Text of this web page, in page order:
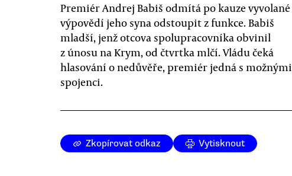
Premiér Andrej Babiš odmítá po kauze vyvolané
výpovědí jeho syna odstoupit z funkce. Babiš
mladší, jenž otcova spolupracovníka obvinil
z únosu na Krym, od čtvrtka mlčí. Vládu čeká
hlasování o nedůvěře, premiér jedná s možnými
spojenci.
Zkopírovat odkaz Vytisknout